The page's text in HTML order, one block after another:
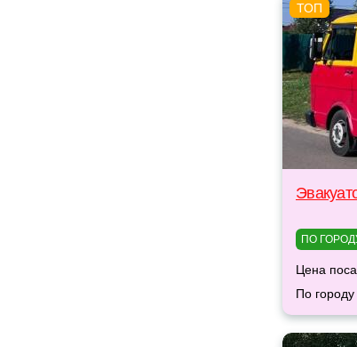
ПО
Цена
По городу